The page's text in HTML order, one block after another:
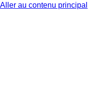
Aller au contenu principal